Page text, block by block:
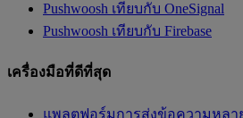
Pushwoosh เทียบกับ OneSignal
Pushwoosh เทียบกับ Firebase
เครื่องมือที่ดีที่สุด
แพลตฟอร์มการส่งข้อความหลา